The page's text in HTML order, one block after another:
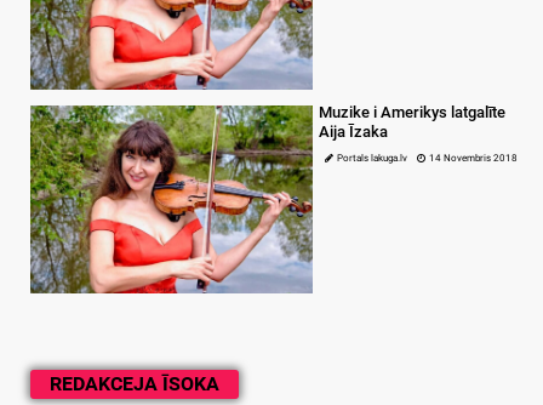
REDAKCEJA ĪSOKA
Muzike i Amerikys latgalīte
Aija Īzaka
Portals lakuga.lv 14 Novembris 2018